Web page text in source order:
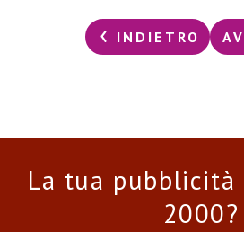
INDIETRO
La tua pubblicità
2000?